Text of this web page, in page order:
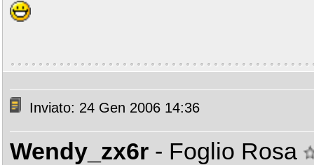
Inviato: 24 Gen 2006 14:36
Wendy_zx6r - Foglio Rosa